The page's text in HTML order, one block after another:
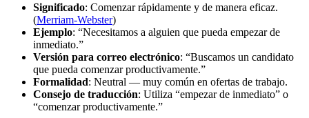
Significado: Comenzar rápidamente y de manera eficaz.
(Merriam-Webster)
Ejemplo: “Necesitamos a alguien que pueda empezar de
inmediato.”
Versión para correo electrónico: “Buscamos un candidato
que pueda comenzar productivamente.”
Formalidad: Neutral — muy común en ofertas de trabajo.
Consejo de traducción: Utiliza “empezar de inmediato” o
“comenzar productivamente.”